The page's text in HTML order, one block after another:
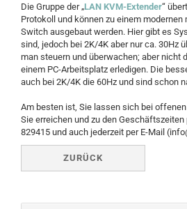
Die Gruppe der „LAN KVM-Extender“
Protokoll und können zu einem modernen
Switch ausgebaut werden. Hier gibt es
sind, jedoch bei 2K/4K aber nur ca. 30Hz
man steuern und überwachen; aber nicht
einem PC-Arbeitsplatz erledigen. Die
auch bei 2K/4K die 60Hz und sind schon
Am besten ist, Sie lassen sich bei
Sie erreichen und zu den Geschäftszeiten
829415 und auch jederzeit per E-Mail
ZURÜCK